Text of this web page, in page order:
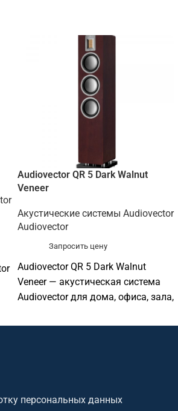
Audiovector QR 5 Dark Walnut
Veneer
Акустические системы Audiovector
Audiovector
Запросить цену
Audiovector QR 5 Dark Walnut
Veneer — акустическая система
Audiovector для дома, офиса, зала,
магазина или профессиональной
персональных данных